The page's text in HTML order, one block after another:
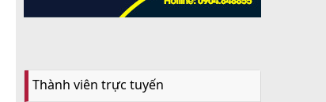
Thành viên trực tuyến